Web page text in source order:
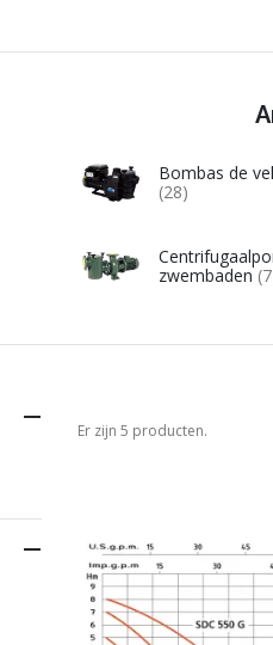
Bombas de
(28)
zwembaden


Er zijn 5 producten.